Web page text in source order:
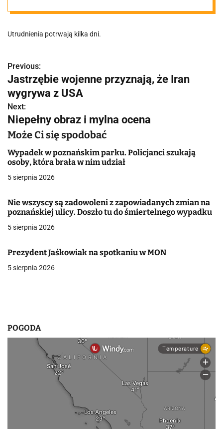
odebrać kartę
PEKA?
Utrudnienia potrwają kilka dni.
N
a
w
i
a
c
j
a
p
Previous:
Jastrzębie wojenne przyznają, że Iran
wygrywa z USA
Next:
Niepełny obraz i mylna ocena
Może Ci się spodobać
Wypadek w poznańskim parku. Policjanci szukają
osoby, która brała w nim udział
5 sierpnia 2026
Nie wszyscy są zadowoleni z zapowiadanych zmian na
poznańskiej ulicy. Doszło tu do śmiertelnego wypadku
5 sierpnia 2026
Prezydent Jaśkowiak na spotkaniu w MON
5 sierpnia 2026
POGODA